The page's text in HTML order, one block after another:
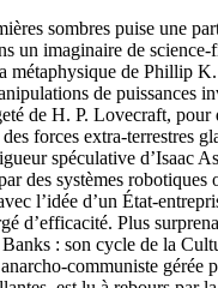
sombres puise une
un imaginaire de
métaphysique de Phillip
de puissances
de H. P. Lovecraft, pour
forces extra-terrestres
spéculative d’Isaac
des systèmes robotiques
l’idée d’un État-
d’efficacité. Plus
: son cycle de la
communiste gérée